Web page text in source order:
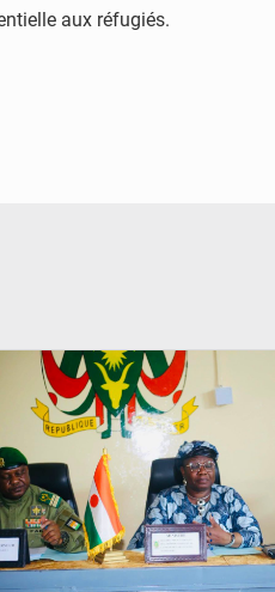
aux réfugiés.